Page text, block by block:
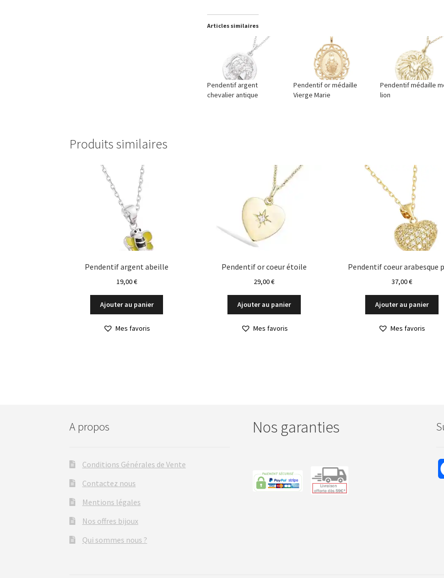
Articles similaires
Pendentif argent
chevalier antique
Pendentif or médaille
Vierge Marie
Pendentif médaille
lion
Produits similaires
Pendentif argent abeille
19,00€
Ajouter au panier
Mes favoris
Pendentif or coeur étoile
29,00€
Ajouter au panier
Mes favoris
Pendentif coeur arabesque
37,00€
Ajouter au panier
Mes favoris
A propos
Conditions Générales de Vente
Contactez nous
Mentions légales
Nos offres bijoux
Qui sommes nous ?
Nos garanties